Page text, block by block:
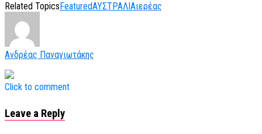
Related Topics FeaturedΑΥΣΤΡΑΛΙΑιερέας
Ανδρέας Παναγιωτάκης
Click to comment
Leave a Reply